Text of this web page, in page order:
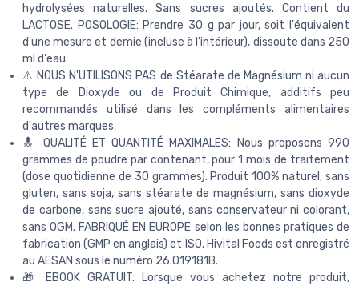
hydrolysées naturelles. Sans sucres ajoutés. Contient du
LACTOSE. POSOLOGIE: Prendre 30 g par jour, soit l'équivalent
d'une mesure et demie (incluse à l'intérieur), dissoute dans 250
ml d'eau.
⚠️ NOUS N'UTILISONS PAS de Stéarate de Magnésium ni aucun
type de Dioxyde ou de Produit Chimique, additifs peu
recommandés utilisé dans les compléments alimentaires
d'autres marques.
🔝 QUALITÉ ET QUANTITÉ MAXIMALES: Nous proposons 990
grammes de poudre par contenant, pour 1 mois de traitement
(dose quotidienne de 30 grammes). Produit 100% naturel, sans
gluten, sans soja, sans stéarate de magnésium, sans dioxyde
de carbone, sans sucre ajouté, sans conservateur ni colorant,
sans OGM. FABRIQUÉ EN EUROPE selon les bonnes pratiques de
fabrication (GMP en anglais) et ISO. Hivital Foods est enregistré
au AESAN sous le numéro 26.019181B.
🎁 EBOOK GRATUIT: Lorsque vous achetez notre produit,